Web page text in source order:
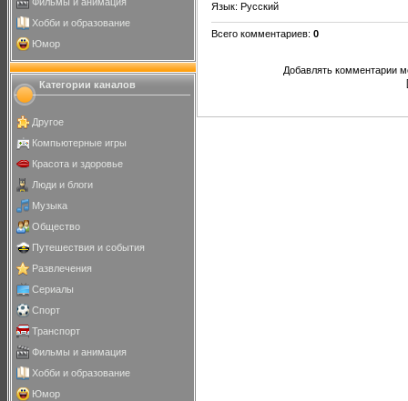
Хобби и образование
Юмор
Категории каналов
Другое
Компьютерные игры
Красота и здоровье
Люди и блоги
Музыка
Общество
Путешествия и события
Развлечения
Сериалы
Спорт
Транспорт
Фильмы и анимация
Хобби и образование
Юмор
Язык: Русский
Всего комментариев: 0
Добавлять комментарии